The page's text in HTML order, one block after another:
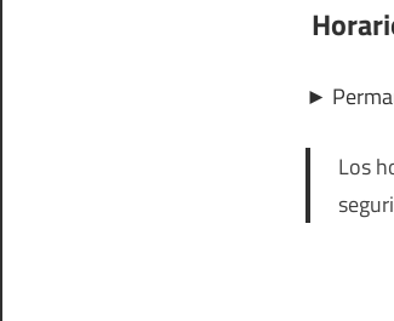
►
Los